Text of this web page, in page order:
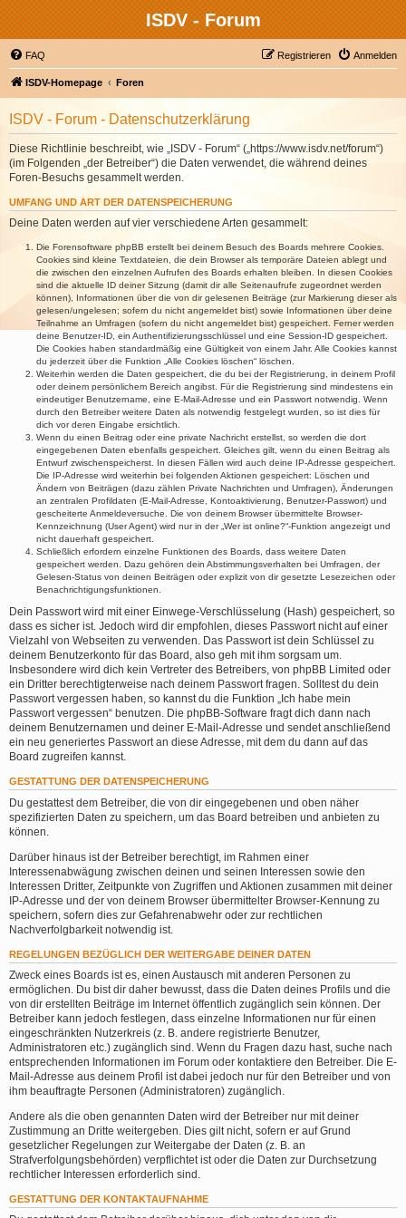
ISDV - Forum
FAQ Anmelden
Registrieren
ISDV-Homepage Foren
ISDV - Forum - Datenschutzerklärung
Diese Richtlinie beschreibt, wie „ISDV - Forum“ („https://www.isdv.net/forum“)
(im Folgenden „der Betreiber“) die Daten verwendet, die während deines
Foren-Besuchs gesammelt werden.
UMFANG UND ART DER DATENSPEICHERUNG
Deine Daten werden auf vier verschiedene Arten gesammelt:
Die Forensoftware phpBB erstellt bei deinem Besuch des Boards mehrere Cookies.
Cookies sind kleine Textdateien, die dein Browser als temporäre Dateien ablegt und
die zwischen den einzelnen Aufrufen des Boards erhalten bleiben. In diesen Cookies
sind die aktuelle ID deiner Sitzung (damit dir alle Seitenaufrufe zugeordnet werden
können), Informationen über die von dir gelesenen Beiträge (zur Markierung dieser als
gelesen/ungelesen; sofern du nicht angemeldet bist) sowie Informationen über deine
Teilnahme an Umfragen (sofern du nicht angemeldet bist) gespeichert. Ferner werden
deine Benutzer-ID, ein Authentifizierungsschlüssel und eine Session-ID gespeichert.
Die Cookies haben standardmäßig eine Gültigkeit von einem Jahr. Alle Cookies kannst
du jederzeit über die Funktion „Alle Cookies löschen“ löschen.
Weiterhin werden die Daten gespeichert, die du bei der Registrierung, in deinem Profil
oder deinem persönlichem Bereich angibst. Für die Registrierung sind mindestens ein
eindeutiger Benutzername, eine E-Mail-Adresse und ein Passwort notwendig. Wenn
durch den Betreiber weitere Daten als notwendig festgelegt wurden, so ist dies für
dich vor deren Eingabe ersichtlich.
Wenn du einen Beitrag oder eine private Nachricht erstellst, so werden die dort
eingegebenen Daten ebenfalls gespeichert. Gleiches gilt, wenn du einen Beitrag als
Entwurf zwischenspeicherst. In diesen Fällen wird auch deine IP-Adresse gespeichert.
Die IP-Adresse wird weiterhin bei folgenden Aktionen gespeichert: Löschen und
Ändern von Beiträgen (dazu zählen Private Nachrichten und Umfragen), Änderungen
an zentralen Profildaten (E-Mail-Adresse, Kontoaktivierung, Benutzer-Passwort) und
gescheiterte Anmeldeversuche. Die von deinem Browser übermittelte Browser-
Kennzeichnung (User Agent) wird nur in der „Wer ist online?“-Funktion angezeigt und
nicht dauerhaft gespeichert.
Schließlich erfordern einzelne Funktionen des Boards, dass weitere Daten
gespeichert werden. Dazu gehören dein Abstimmungsverhalten bei Umfragen, der
Gelesen-Status von deinen Beiträgen oder explizit von dir gesetzte Lesezeichen oder
Benachrichtigungsfunktionen.
Dein Passwort wird mit einer Einwege-Verschlüsselung (Hash) gespeichert, so
dass es sicher ist. Jedoch wird dir empfohlen, dieses Passwort nicht auf einer
Vielzahl von Webseiten zu verwenden. Das Passwort ist dein Schlüssel zu
deinem Benutzerkonto für das Board, also geh mit ihm sorgsam um.
Insbesondere wird dich kein Vertreter des Betreibers, von phpBB Limited oder
ein Dritter berechtigterweise nach deinem Passwort fragen. Solltest du dein
Passwort vergessen haben, so kannst du die Funktion „Ich habe mein
Passwort vergessen“ benutzen. Die phpBB-Software fragt dich dann nach
deinem Benutzernamen und deiner E-Mail-Adresse und sendet anschließend
ein neu generiertes Passwort an diese Adresse, mit dem du dann auf das
Board zugreifen kannst.
GESTATTUNG DER DATENSPEICHERUNG
Du gestattest dem Betreiber, die von dir eingegebenen und oben näher
spezifizierten Daten zu speichern, um das Board betreiben und anbieten zu
können.
Darüber hinaus ist der Betreiber berechtigt, im Rahmen einer
Interessenabwägung zwischen deinen und seinen Interessen sowie den
Interessen Dritter, Zeitpunkte von Zugriffen und Aktionen zusammen mit deiner
IP-Adresse und der von deinem Browser übermittelter Browser-Kennung zu
speichern, sofern dies zur Gefahrenabwehr oder zur rechtlichen
Nachverfolgbarkeit notwendig ist.
REGELUNGEN BEZÜGLICH DER WEITERGABE DEINER DATEN
Zweck eines Boards ist es, einen Austausch mit anderen Personen zu
ermöglichen. Du bist dir daher bewusst, dass die Daten deines Profils und die
von dir erstellten Beiträge im Internet öffentlich zugänglich sein können. Der
Betreiber kann jedoch festlegen, dass einzelne Informationen nur für einen
eingeschränkten Nutzerkreis (z. B. andere registrierte Benutzer,
Administratoren etc.) zugänglich sind. Wenn du Fragen dazu hast, suche nach
entsprechenden Informationen im Forum oder kontaktiere den Betreiber. Die E-
Mail-Adresse aus deinem Profil ist dabei jedoch nur für den Betreiber und von
ihm beauftragte Personen (Administratoren) zugänglich.
Andere als die oben genannten Daten wird der Betreiber nur mit deiner
Zustimmung an Dritte weitergeben. Dies gilt nicht, sofern er auf Grund
gesetzlicher Regelungen zur Weitergabe der Daten (z. B. an
Strafverfolgungsbehörden) verpflichtet ist oder die Daten zur Durchsetzung
rechtlicher Interessen erforderlich sind.
GESTATTUNG DER KONTAKTAUFNAHME